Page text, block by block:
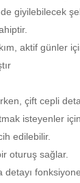
giyilebilecek
aktif günler
çift cepli
isteyenler
edilebilir.
oturuş sağlar.